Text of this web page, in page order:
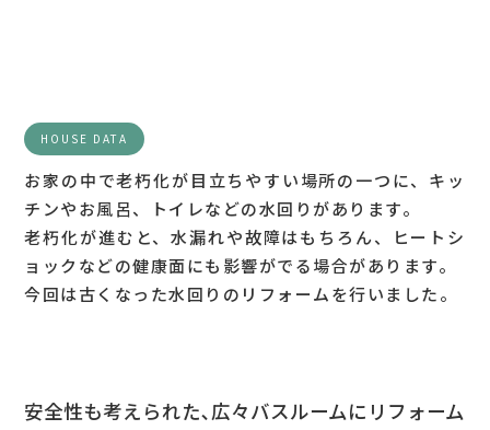
HOUSE DATA
お家の中で老朽化が目立ちやすい場所の一つに、キッ
チンやお風呂、トイレなどの水回りがあります。
老朽化が進むと、水漏れや故障はもちろん、ヒートシ
ョックなどの健康面にも影響がでる場合があります。
今回は古くなった水回りのリフォームを行いました。
安全性も考えられた､広々バスルームにリフォーム